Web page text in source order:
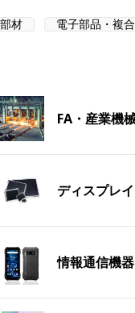
材 電子部品・複
FA・産業機
ディスプレイ
情報通信機器